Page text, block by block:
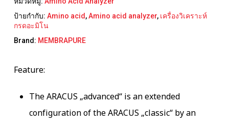
ป้ายกำกับ: Amino acid ,Amino acid analyzer, เครื่องวิเคราะห์
กรดอะมิโน
Brand: MEMBRAPURE
Feature:
The ARACUS „advanced“ is an extended
configuration of the ARACUS „classic“ by an